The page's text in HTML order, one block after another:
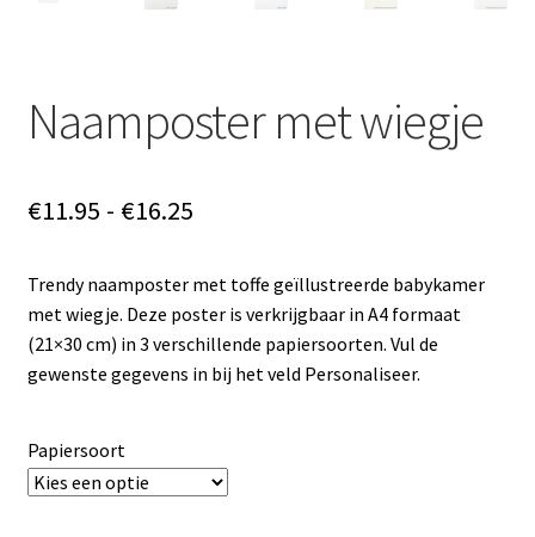
Naamposter met wiegje
€11.95 - €16.25Prijsklasse:
tot
€16.25
Trendy naamposter met toffe geïllustreerde babykamer
met wiegje. Deze poster is verkrijgbaar in A4 formaat
(21×30 cm) in 3 verschillende papiersoorten. Vul de
gewenste gegevens in bij het veld Personaliseer.
Papiersoort